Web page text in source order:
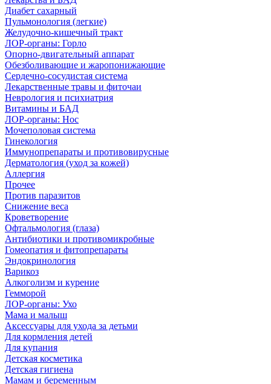
Диабет сахарный
Пульмонология (легкие)
Желудочно-кишечный тракт
ЛОР-органы: Горло
Опорно-двигательный аппарат
Обезболивающие и жаропонижающие
Сердечно-сосудистая система
Лекарственные травы и фиточаи
Неврология и психиатрия
Витамины и БАД
ЛОР-органы: Нос
Мочеполовая система
Гинекология
Иммунопрепараты и противовирусные
Дерматология (уход за кожей)
Аллергия
Прочее
Против паразитов
Снижение веса
Кроветворение
Офтальмология (глаза)
Антибиотики и противомикробные
Гомеопатия и фитопрепараты
Эндокринология
Варикоз
Алкоголизм и курение
Гемморой
ЛОР-органы: Ухо
Мама и малыш
Аксессуары для ухода за детьми
Для кормления детей
Для купания
Детская косметика
Детская гигиена
Мамам и беременным